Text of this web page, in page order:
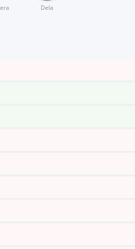
Dela